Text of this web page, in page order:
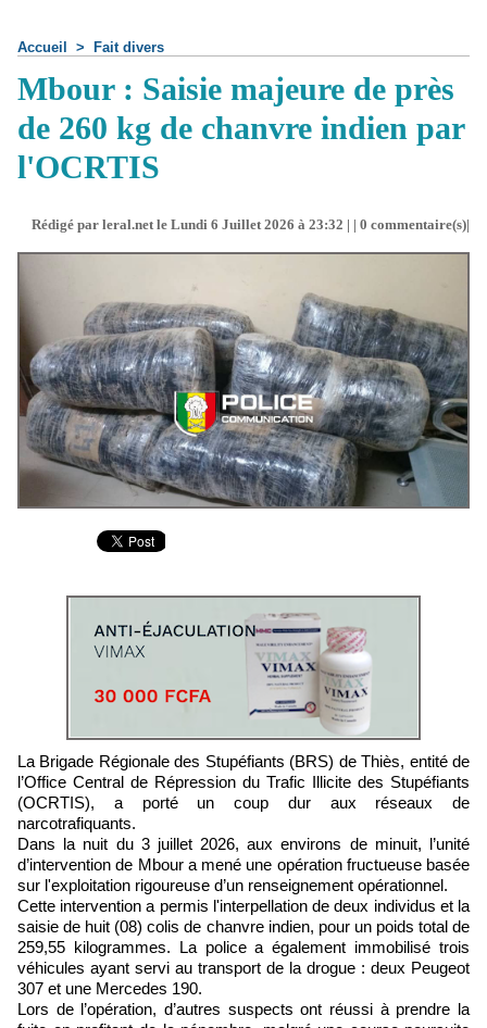
Accueil > Fait divers
Mbour : Saisie majeure de près
de 260 kg de chanvre indien par
l'OCRTIS
Rédigé par leral.net le Lundi 6 Juillet 2026 à 23:32 | | 0 commentaire(s)|
La Brigade Régionale des Stupéfiants (BRS) de Thiès, entité de
l’Office Central de Répression du Trafic Illicite des Stupéfiants
(OCRTIS), a porté un coup dur aux réseaux de
narcotrafiquants.
Dans la nuit du 3 juillet 2026, aux environs de minuit, l’unité
d’intervention de Mbour a mené une opération fructueuse basée
sur l'exploitation rigoureuse d’un renseignement opérationnel.
Cette intervention a permis l'interpellation de deux individus et la
saisie de huit (08) colis de chanvre indien, pour un poids total de
259,55 kilogrammes. La police a également immobilisé trois
véhicules ayant servi au transport de la drogue : deux Peugeot
307 et une Mercedes 190.
Lors de l’opération, d’autres suspects ont réussi à prendre la